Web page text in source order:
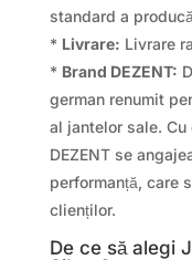
standard a
* Livrare: Livrare
* Brand DEZENT:
german renumit
al jantelor sale.
DEZENT se
performanță, care
clienților.
De ce să alegi